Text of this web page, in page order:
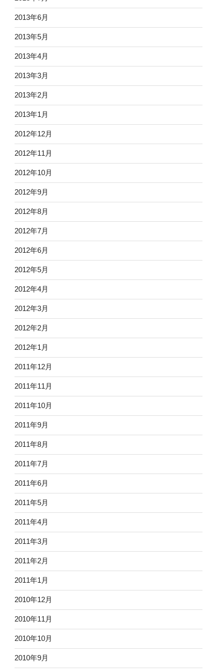
2013年6月
2013年5月
2013年4月
2013年3月
2013年2月
2013年1月
2012年12月
2012年11月
2012年10月
2012年9月
2012年8月
2012年7月
2012年6月
2012年5月
2012年4月
2012年3月
2012年2月
2012年1月
2011年12月
2011年11月
2011年10月
2011年9月
2011年8月
2011年7月
2011年6月
2011年5月
2011年4月
2011年3月
2011年2月
2011年1月
2010年12月
2010年11月
2010年10月
2010年9月